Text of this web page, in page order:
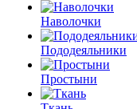
Наволочки
Пододеяльники
Простыни